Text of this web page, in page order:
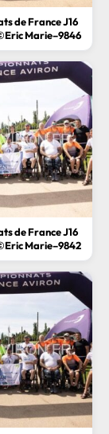
de France J16
Marie–9846
de France J16
Marie–9842